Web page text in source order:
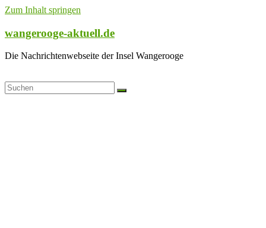
Zum Inhalt springen
wangerooge-aktuell.de
Die Nachrichtenwebseite der Insel Wangerooge